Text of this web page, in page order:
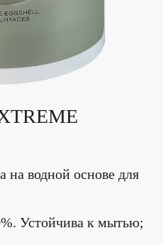
на водной основе для
Устойчива к мытью;